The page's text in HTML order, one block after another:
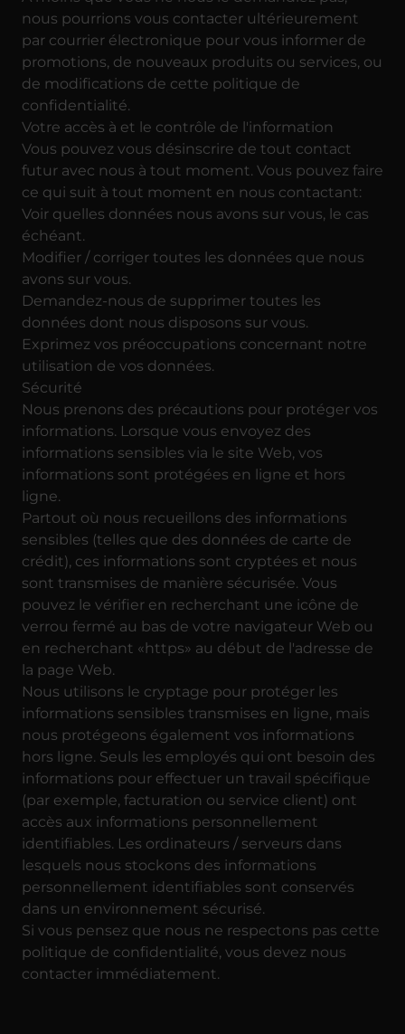
nous pourrions vous contacter ultérieurement
par courrier électronique pour vous informer de
promotions, de nouveaux produits ou services, ou
de modifications de cette politique de
confidentialité.
Votre accès à et le contrôle de l'information
Vous pouvez vous désinscrire de tout contact
futur avec nous à tout moment. Vous pouvez faire
ce qui suit à tout moment en nous contactant:
Voir quelles données nous avons sur vous, le cas
échéant.
Modifier / corriger toutes les données que nous
avons sur vous.
Demandez-nous de supprimer toutes les
données dont nous disposons sur vous.
Exprimez vos préoccupations concernant notre
utilisation de vos données.
Sécurité
Nous prenons des précautions pour protéger vos
informations. Lorsque vous envoyez des
informations sensibles via le site Web, vos
informations sont protégées en ligne et hors
ligne.
Partout où nous recueillons des informations
sensibles (telles que des données de carte de
crédit), ces informations sont cryptées et nous
sont transmises de manière sécurisée. Vous
pouvez le vérifier en recherchant une icône de
verrou fermé au bas de votre navigateur Web ou
en recherchant «https» au début de l'adresse de
la page Web.
Nous utilisons le cryptage pour protéger les
informations sensibles transmises en ligne, mais
nous protégeons également vos informations
hors ligne. Seuls les employés qui ont besoin des
informations pour effectuer un travail spécifique
(par exemple, facturation ou service client) ont
accès aux informations personnellement
identifiables. Les ordinateurs / serveurs dans
lesquels nous stockons des informations
personnellement identifiables sont conservés
dans un environnement sécurisé.
Si vous pensez que nous ne respectons pas cette
politique de confidentialité, vous devez nous
contacter immédiatement.